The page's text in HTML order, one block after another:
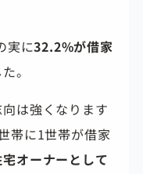
実に32.2%が借家
。
は強くなります
帯に1世帯が借家
オーナーとして